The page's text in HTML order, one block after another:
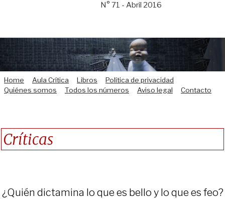
N° 71 - Abril 2016
Home Aula Crítica Libros
Política de privacidad
Quiénes somos
Todos los números Aviso legal Contacto
Críticas
¿Quién dictamina lo que es bello y lo que es feo?